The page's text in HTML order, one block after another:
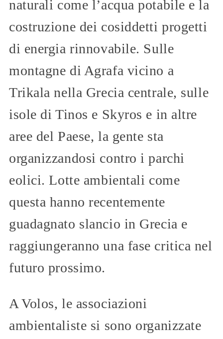
naturali come l’acqua potabile e la
costruzione dei cosiddetti progetti
di energia rinnovabile. Sulle
montagne di Agrafa vicino a
Trikala nella Grecia centrale, sulle
isole di Tinos e Skyros e in altre
aree del Paese, la gente sta
organizzandosi contro i parchi
eolici. Lotte ambientali come
questa hanno recentemente
guadagnato slancio in Grecia e
raggiungeranno una fase critica nel
futuro prossimo.
A Volos, le associazioni
ambientaliste si sono organizzate